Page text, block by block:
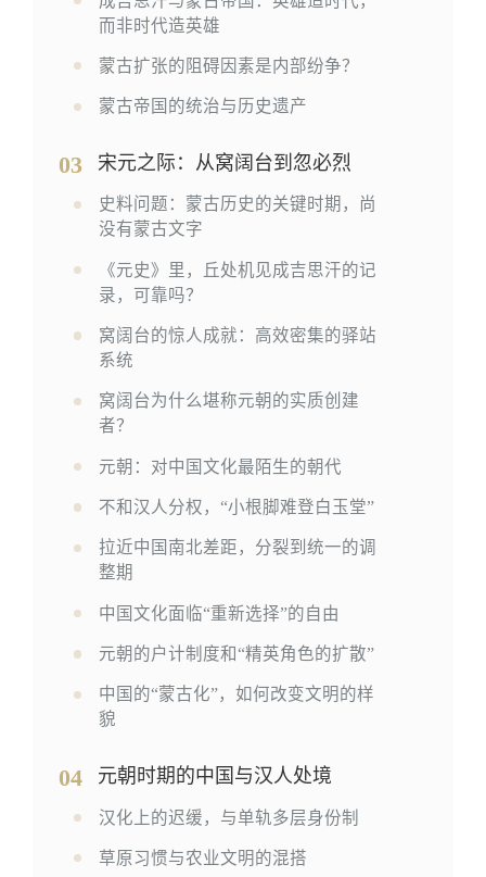
而非时代造英雄
蒙古扩张的阻碍因素是内部纷争？
蒙古帝国的统治与历史遗产
03 宋元之际：从窝阔台到忽必烈
史料问题：蒙古历史的关键时期，尚
没有蒙古文字
《元史》里，丘处机见成吉思汗的记
录，可靠吗？
窝阔台的惊人成就：高效密集的驿站
系统
窝阔台为什么堪称元朝的实质创建
者？
元朝：对中国文化最陌生的朝代
不和汉人分权，“小根脚难登白玉堂”
拉近中国南北差距，分裂到统一的调
整期
中国文化面临“重新选择”的自由
元朝的户计制度和“精英角色的扩散”
中国的“蒙古化”，如何改变文明的样
貌
04 元朝时期的中国与汉人处境
汉化上的迟缓，与单轨多层身份制
草原习惯与农业文明的混搭